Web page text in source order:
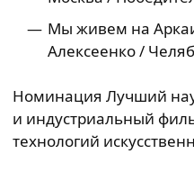
Мы живем на
Алексеенко /
Номинация Лучший
и индустриальный
технологий